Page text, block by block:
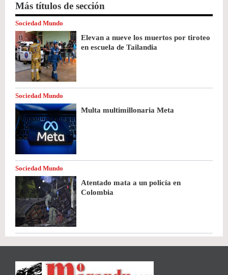
Más títulos de sección
Sociedad Mundo
Elevan a nueve los muertos por tiroteo
en escuela de Tailandia
Sociedad Mundo
Multa multimillonaria Meta
Sociedad Mundo
Atentado mata a un policía en
Colombia